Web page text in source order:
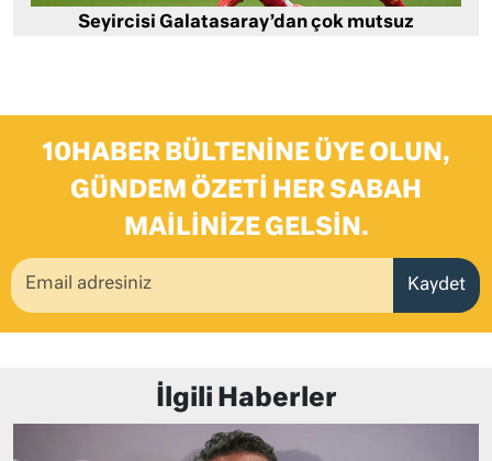
Seyircisi Galatasaray’dan çok mutsuz
10HABER BÜLTENINE ÜYE OLUN,
GÜNDEM ÖZETI HER SABAH
MAILINIZE GELSIN.
Kaydet
İlgili Haberler